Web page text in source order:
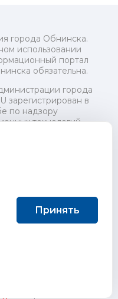
города Обнинска.
использовании
портал
обязательна.
города
зарегистрирован в
по надзору
технологий
24 июля
Эл № ФС77-73321
(исполнительно-
округа "Город
Байкова Е.А.
Редакции:
395-85-85
материалы 18+
персональных
Принять